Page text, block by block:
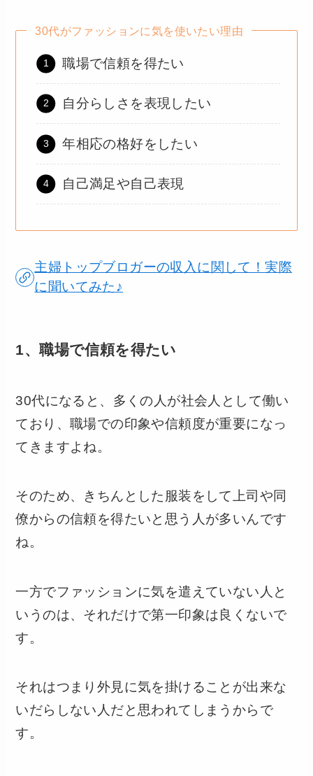
30代がファッションに気を使いたい理由
職場で信頼を得たい
自分らしさを表現したい
年相応の格好をしたい
自己満足や自己表現
主婦トップブロガーの収入に関して！実際
に聞いてみた♪
1、職場で信頼を得たい
30代になると、多くの人が社会人として働い
ており、職場での印象や信頼度が重要になっ
てきますよね。
そのため、きちんとした服装をして上司や同
僚からの信頼を得たいと思う人が多いんです
ね。
一方でファッションに気を遣えていない人と
いうのは、それだけで第一印象は良くないで
す。
それはつまり外見に気を掛けることが出来な
いだらしない人だと思われてしまうからで
す。